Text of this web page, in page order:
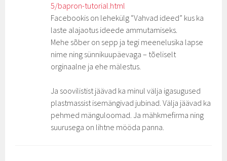
5/bapron-tutorial.html
Facebookis on lehekülg “Vahvad ideed” kus ka
laste alajaotus ideede ammutamiseks.
Mehe sõber on sepp ja tegi meenelusika lapse
nime ning sünnikuupäevaga – tõeliselt
orginaalne ja ehe mälestus.
Ja soovilistist jäävad ka minul välja igasugused
plastmassist isemängivad jubinad. Välja jäävad ka
pehmed mänguloomad. Ja mähkmefirma ning
suurusega on lihtne mööda panna.